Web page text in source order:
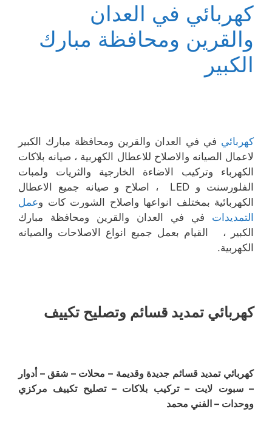
كهربائي في العدان
والقرين ومحافظة مبارك
الكبير
كهربائي في في العدان والقرين ومحافظة مبارك الكبير
لاعمال الصيانه والاصلاح للاعطال الكهربية ، صيانه بلاكات
الكهرباء وتركيب الاضاءة الخارجية والثريات ولمبات
الفلورسنت و LED ، اصلاح و صيانه جميع الاعطال
الكهربائية بمختلف انواعها واصلاح الشورت كات وعمل
التمديدات في في العدان والقرين ومحافظة مبارك
الكبير ، القيام بعمل جميع انواع الاصلاحات والصيانه
الكهربية.
كهربائي تمديد قسائم وتصليح تكييف
كهربائي تمديد قسائم جديدة وقديمة – محلات – شقق – أدوار
– سبوت لايت – تركيب بلاكات – تصليح تكييف مركزي
ووحدات – الفني محمد